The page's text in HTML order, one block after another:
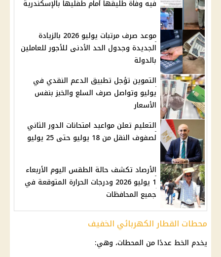
فيه وفاة طليقها أمام طفليها بالإسكندرية
موعد صرف مرتبات يوليو 2026 بالزيادة
الجديدة وجدول الحد الأدنى للأجور للعاملين
بالدولة
التموين تؤجل تطبيق الدعم النقدي في
يوليو وتواصل صرف السلع والخبز بنفس
الأسعار
التعليم تعلن مواعيد امتحانات الدور الثاني
لصفوف النقل من 18 يوليو حتى 25 يوليو
الأرصاد تكشف حالة الطقس اليوم الأربعاء
1 يوليو 2026 ودرجات الحرارة المتوقعة في
جميع المحافظات
محطات القطار الكهربائي الخفيف
يخدم الخط عددًا من المحطات، وهي: